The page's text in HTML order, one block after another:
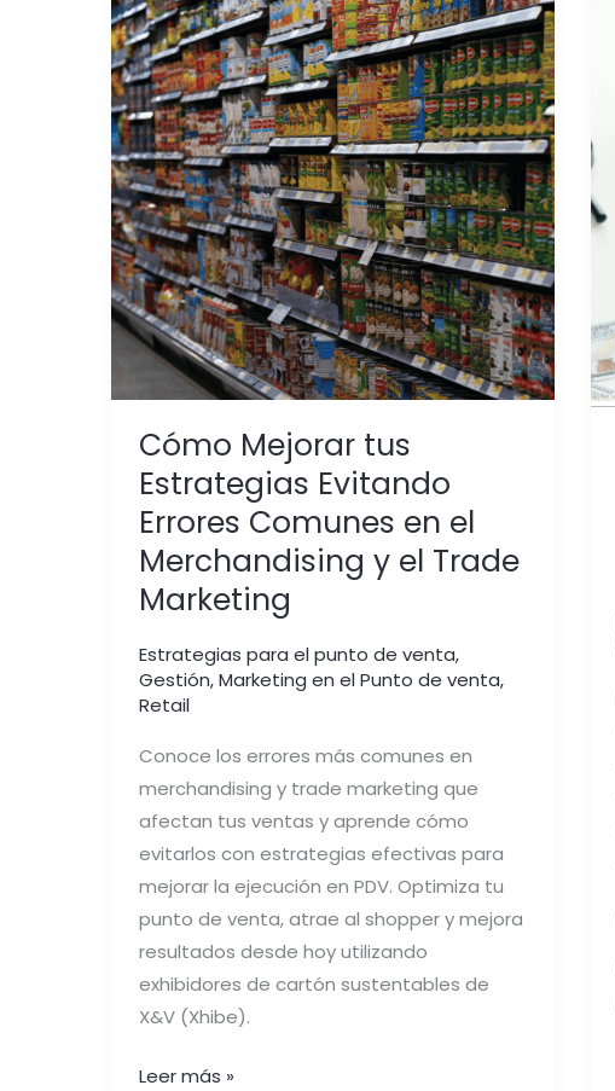
Cómo Mejorar tus
Estrategias Evitando
Errores Comunes en el
Merchandising y el Trade
Marketing
Estrategias para el punto de venta,
Gestión,Marketing en el Punto de venta,
Retail
Conoce los errores más comunes en
merchandising y trade marketing que
afectan tus ventas y aprende cómo
evitarlos con estrategias efectivas para
mejorar la ejecución en PDV. Optimiza tu
punto de venta, atrae al shopper y mejora
resultados desde hoy utilizando
exhibidores de cartón sustentables de
X&V (Xhibe).
Mejorar
tus
Estrategias
Evitando
Errores
Comunes
en
el
Merchandising
y
el
Trade
Leer más »